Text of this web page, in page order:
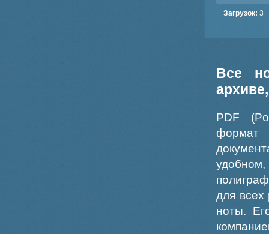
Загрузок: 3
Все
PDF
формат
для всех
ноты.